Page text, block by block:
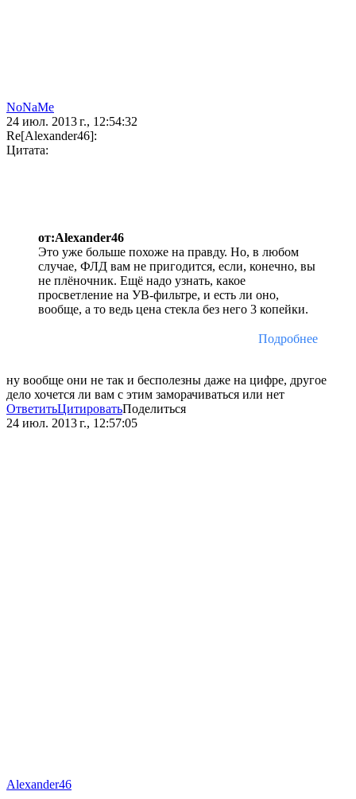
NoNaMe
24 июл. 2013 г., 12:54:32
Re[Alexander46]:
Цитата:
от:Alexander46
Это уже больше похоже на правду. Но, в любом
случае, ФЛД вам не пригодится, если, конечно, вы
не плёночник. Ещё надо узнать, какое
просветление на УВ-фильтре, и есть ли оно,
вообще, а то ведь цена стекла без него 3 копейки.
Подробнее
ну вообще они не так и бесполезны даже на цифре, другое
дело хочется ли вам с этим заморачиваться или нет
ОтветитьЦитироватьПоделиться
24 июл. 2013 г., 12:57:05
Alexander46